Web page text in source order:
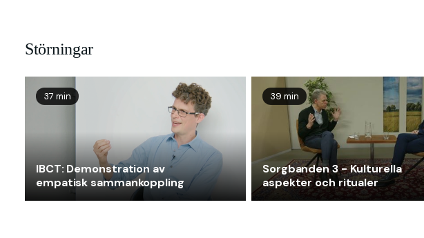
Störningar
37 min
IBCT: Demonstration av
empatisk sammankoppling
39 min
Sorgbanden 3 - Kulturella
aspekter och ritualer